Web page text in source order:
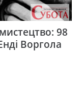
98
Воргола